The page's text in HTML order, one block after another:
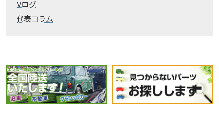
Vログ
代表コラム